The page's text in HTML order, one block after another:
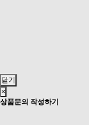
닫기
×
상품문의 작성하기